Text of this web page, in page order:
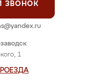
1
ЗВОНОК